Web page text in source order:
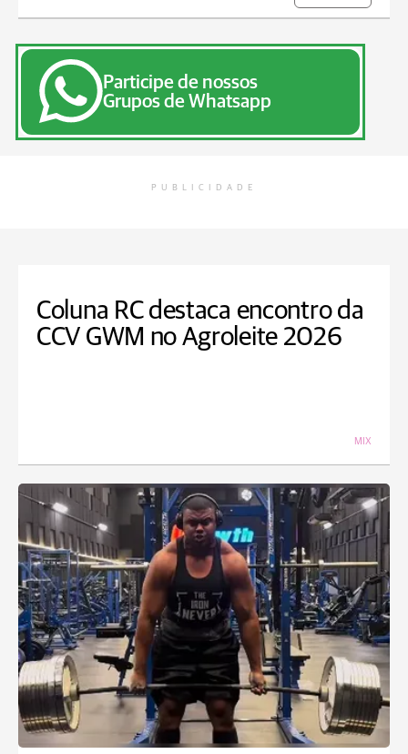
Participe de nossos
Grupos de Whatsapp
PUBLICIDADE
Coluna RC destaca encontro da
CCV GWM no Agroleite 2026
MIX